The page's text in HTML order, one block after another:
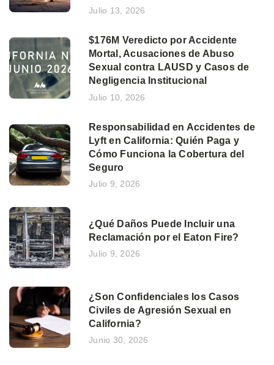
Julio 13, 2026
$176M Veredicto por Accidente
Mortal, Acusaciones de Abuso
Sexual contra LAUSD y Casos de
Negligencia Institucional
Julio 10, 2026
Responsabilidad en Accidentes de
Lyft en California: Quién Paga y
Cómo Funciona la Cobertura del
Seguro
Julio 9, 2026
¿Qué Daños Puede Incluir una
Reclamación por el Eaton Fire?
Julio 9, 2026
¿Son Confidenciales los Casos
Civiles de Agresión Sexual en
California?
Junio 30, 2026